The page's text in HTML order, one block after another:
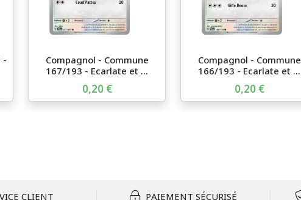
-
Compagnol - Commune
167/193 - Ecarlate et ...
0,20 €
Compagnol - Commune
166/193 - Ecarlate et ...
0,20 €
CLIENT PAIEMENT SÉCURISÉ